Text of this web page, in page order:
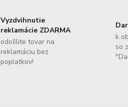
Vyzdvihnutie
reklamácie ZDARMA
odošlite tovar na
reklamáciu bez
poplatkov!
k
so